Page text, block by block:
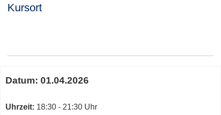
Kursort
zum
Kurs
Datum: 01.04.2026
Uhrzeit: 18:30 - 21:30 Uhr